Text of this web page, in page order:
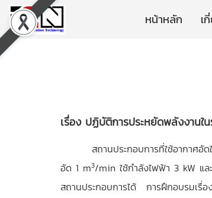
หน้าหลัก เ
เรื่อง ปฏิบัติการประหยัดพลังงานใ
สถานประกอบการที่ใช้อากาศ
อัด 1 m3/min ใช้กำลังไฟฟ้า 3 kW แล
สถานประกอบการได้ การฝึกอบรมเรื่